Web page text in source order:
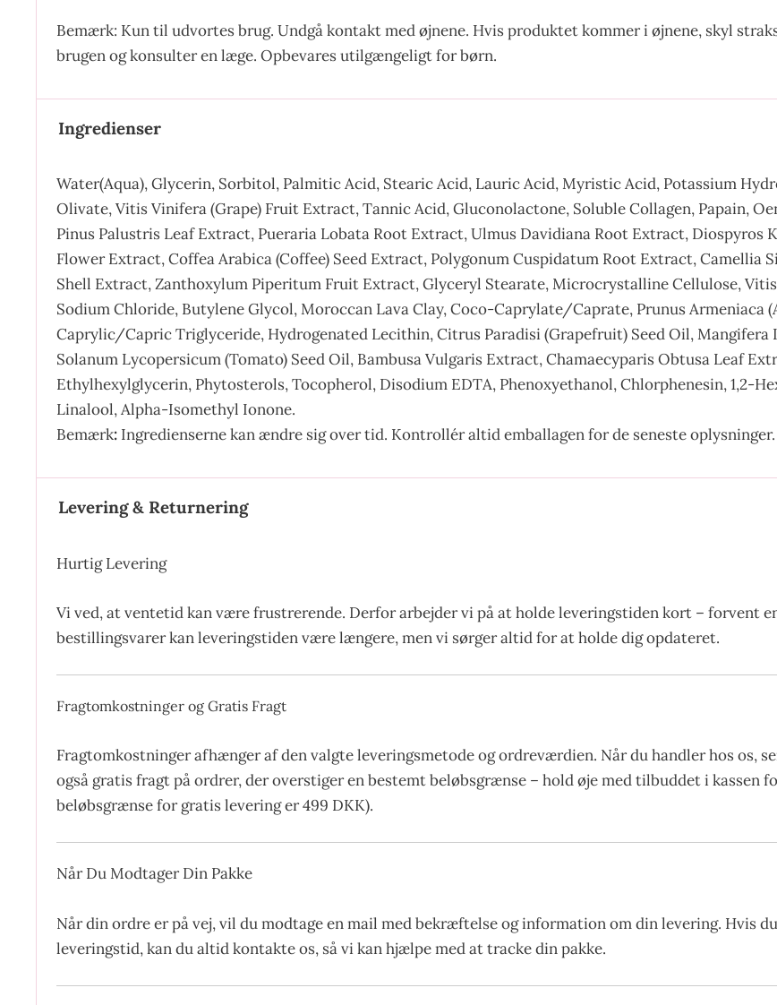
Bemærk: Kun til udvortes brug. Undgå kontakt med øjnene. Hvis produktet kommer i øjnene, skyl
brugen og konsulter en læge. Opbevares utilgængeligt for børn.
Ingredienser
Water(Aqua), Glycerin, Sorbitol, Palmitic Acid, Stearic Acid, Lauric Acid, Myristic Acid, Potassium
Olivate, Vitis Vinifera (Grape) Fruit Extract, Tannic Acid, Gluconolactone, Soluble Collagen, Papain,
Pinus Palustris Leaf Extract, Pueraria Lobata Root Extract, Ulmus Davidiana Root Extract,
Flower Extract, Coffea Arabica (Coffee) Seed Extract, Polygonum Cuspidatum Root Extract, Camellia
Shell Extract, Zanthoxylum Piperitum Fruit Extract, Glyceryl Stearate, Microcrystalline Cellulose, Vitis
Sodium Chloride, Butylene Glycol, Moroccan Lava Clay, Coco-Caprylate/Caprate, Prunus Armeniaca
Caprylic/Capric Triglyceride, Hydrogenated Lecithin, Citrus Paradisi (Grapefruit) Seed Oil, Mangifera
Solanum Lycopersicum (Tomato) Seed Oil, Bambusa Vulgaris Extract, Chamaecyparis Obtusa Leaf
Ethylhexylglycerin, Phytosterols, Tocopherol, Disodium EDTA, Phenoxyethanol, Chlorphenesin, 1,2-
Linalool, Alpha-Isomethyl Ionone.
Bemærk: Ingredienserne kan ændre sig over tid. Kontrollér altid emballagen for de seneste oplysninger.
Levering & Returnering
Hurtig Levering
Vi ved, at ventetid kan være frustrerende. Derfor arbejder vi på at holde leveringstiden kort – forvent
bestillingsvarer kan leveringstiden være længere, men vi sørger altid for at holde dig opdateret.
Fragtomkostninger og Gratis Fragt
Fragtomkostninger afhænger af den valgte leveringsmetode og ordreværdien. Når du handler hos os,
også gratis fragt på ordrer, der overstiger en bestemt beløbsgrænse – hold øje med tilbuddet i kassen
beløbsgrænse for gratis levering er 499 DKK).
Når Du Modtager Din Pakke
Når din ordre er på vej, vil du modtage en mail med bekræftelse og information om din levering. Hvis
leveringstid, kan du altid kontakte os, så vi kan hjælpe med at tracke din pakke.